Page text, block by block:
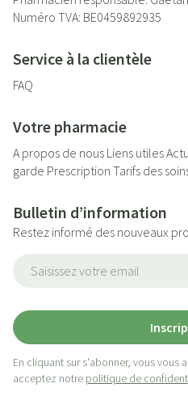
Numéro TVA: BE0459892935
Service à la clientèle
FAQ
Votre pharmacie
A propos de nous Liens utiles
garde Prescription Tarifs des
Bulletin d’information
Restez informé des nouveaux
En cliquant sur s'abonner, vous vous
acceptez notre politique de